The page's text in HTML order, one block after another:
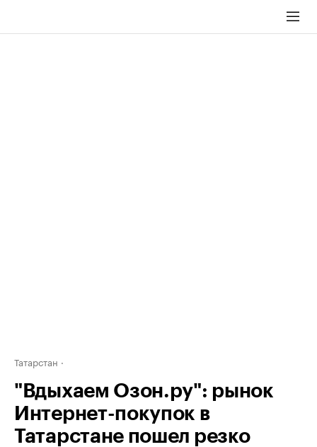
Татарстан
"Вдыхаем Озон.ру": рынок
Интернет-покупок в
Татарстане пошел резко